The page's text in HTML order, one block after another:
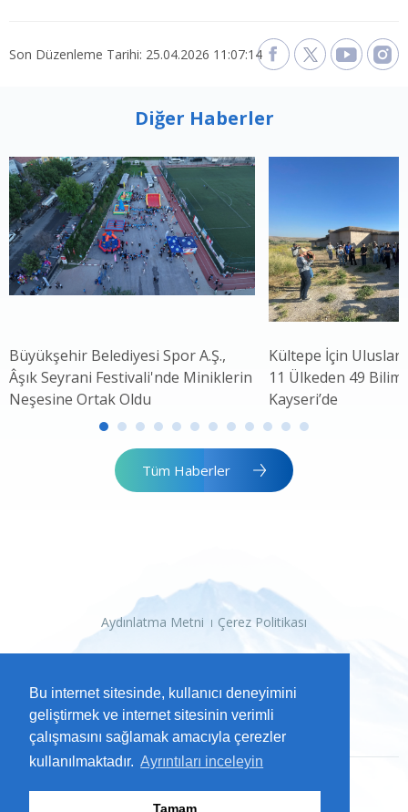
Bu internet sitesinde, kullanıcı deneyimini
geliştirmek ve internet sitesinin verimli
çalışmasını sağlamak amacıyla çerezler
kullanılmaktadır. Ayrıntıları inceleyin
Tamam
Son Düzenleme Tarihi: 25.04.2026 11:07:14
Diğer Haberler
Büyükşehir Belediyesi Spor A.Ş.,
Âşık Seyrani Festivali'nde Miniklerin
Neşesine Ortak Oldu
Kültepe İçin
11 Ülkeden 49 Bilim
Kayseri’de
Tüm Haberler
Aydınlatma Metni Çerez Politikası